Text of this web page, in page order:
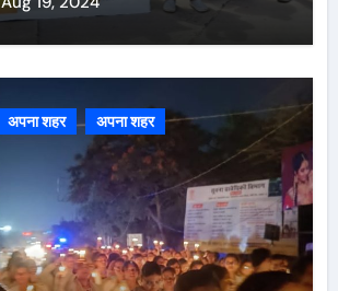
अपना शहर अपना शहर